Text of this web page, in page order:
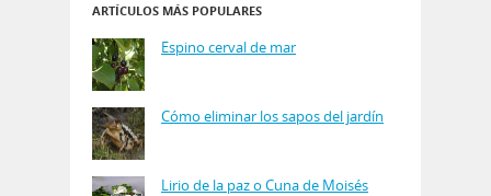
ARTÍCULOS MÁS POPULARES
Espino cerval de mar
Cómo eliminar los sapos del jardín
Lirio de la paz o Cuna de Moisés